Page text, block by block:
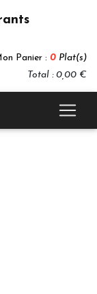
Panier : 0 Plat(s)
Total : 0,00 €